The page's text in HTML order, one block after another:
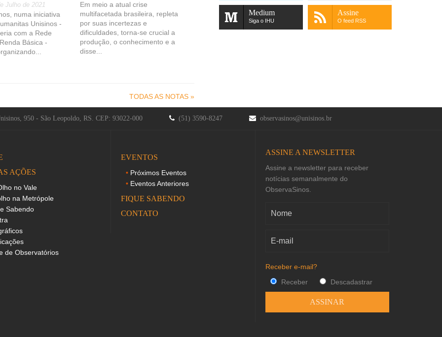
Julho de 2021
numa iniciativa
Unisinos -
com a Rede
Básica -
Em meio a atual crise
multifacetada brasileira, repleta
por suas incertezas e
dificuldades, torna-se crucial a
produção, o conhecimento e a
disse...
TODAS AS NOTAS »
Medium
Siga o IHU
Assine
O feed RSS
950 - São Leopoldo, RS. CEP: 93022-000 (51) 3590-8247 observasinos@unisinos.br
AÇÕES
no Vale
na Metrópole
Sabendo
de Observatórios
EVENTOS
Próximos Eventos
Eventos Anteriores
FIQUE SABENDO
CONTATO
ASSINE A NEWSLETTER
Assine a newsletter para receber
notícias semanalmente do
ObservaSinos.
Receber e-mail?
Receber
Descadastrar